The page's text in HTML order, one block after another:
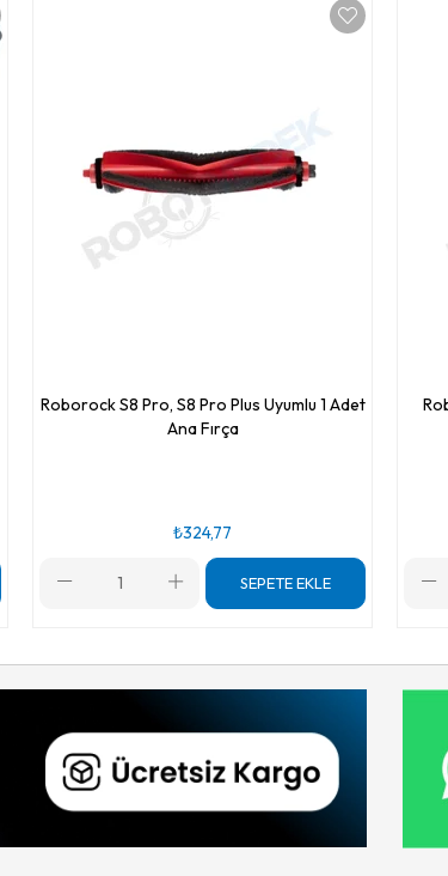
Roborock S8 Pro, S8 Pro Plus Uyumlu 1 Adet
Ana Fırça
₺324,77
SEPETE EKLE